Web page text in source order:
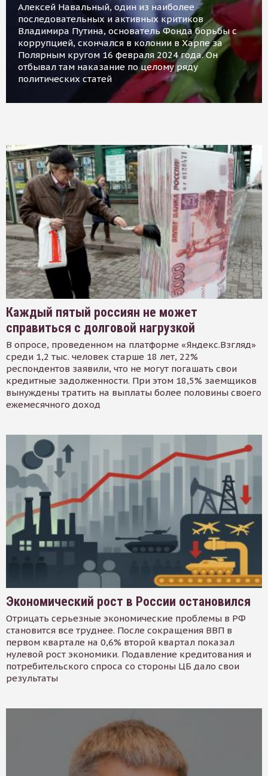
Алексей Навальный, один из наиболее
последовательных и активных критиков
Владимира Путина, основатель Фонда борьбы с
коррупцией, скончался в колонии в Харпе за
Полярным кругом 16 февраля 2024 года. Он
отбывал там наказание по целому ряду
политических статей
Каждый пятый россиян не может
справиться с долговой нагрузкой
В опросе, проведенном на платформе «Яндекс.Взгляд»
среди 1,2 тыс. человек старше 18 лет, 22%
респондентов заявили, что не могут погашать свои
кредитные задолженности. При этом 18,5% заемщиков
вынуждены тратить на выплаты более половины своего
ежемесячного доход
Экономический рост в России остановился
Отрицать серьезные экономические проблемы в РФ
становится все труднее. После сокращения ВВП в
первом квартале на 0,6% второй квартал показал
нулевой рост экономики. Подавление кредитования и
потребительского спроса со стороны ЦБ дало свои
результаты